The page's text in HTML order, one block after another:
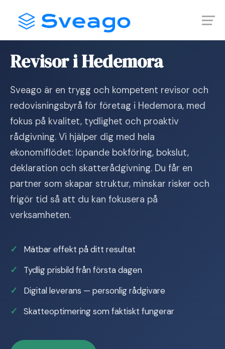
content
Revisor i Hedemora
Sveago är en trygg och kompetent revisor och
redovisningsbyrå för företag i Hedemora, med
fokus på kvalitet, tydlighet och proaktiv
rådgivning. Vi hjälper dig med hela
ekonomiflödet: löpande bokföring, bokslut,
deklaration och skatterådgivning. Du får en
partner som skapar struktur, minskar risker och
frigör tid så att du kan fokusera på
verksamheten.
Mätbar effekt på ditt resultat
Tydlig prisbild från första dagen
Digital leverans — personlig rådgivare
Skatteoptimering som faktiskt fungerar